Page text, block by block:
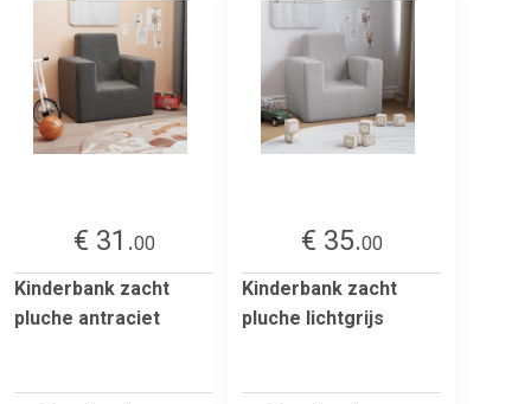
€ 31.00
Kinderbank zacht
pluche antraciet
€ 35.00
Kinderbank zacht
pluche lichtgrijs